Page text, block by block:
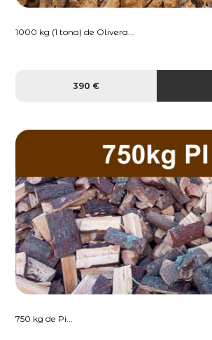
1000 kg (1 tona) de Olivera...
390 €
750 kg de Pi...